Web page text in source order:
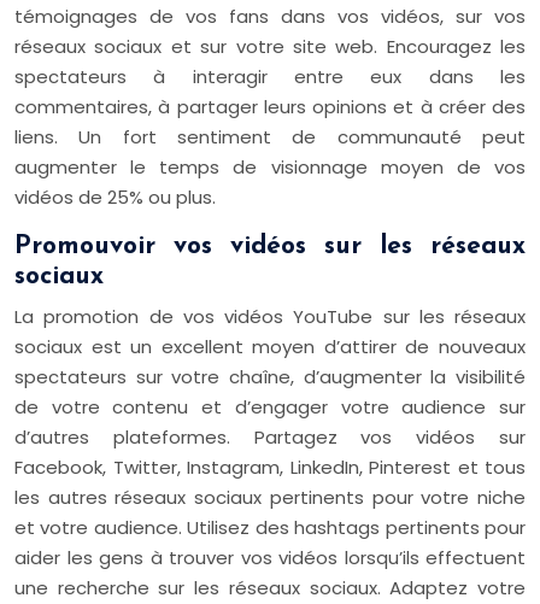
témoignages de vos fans dans vos vidéos, sur vos
réseaux sociaux et sur votre site web. Encouragez les
spectateurs à interagir entre eux dans les
commentaires, à partager leurs opinions et à créer des
liens. Un fort sentiment de communauté peut
augmenter le temps de visionnage moyen de vos
vidéos de 25% ou plus.
Promouvoir vos vidéos sur les réseaux
sociaux
La promotion de vos vidéos YouTube sur les réseaux
sociaux est un excellent moyen d’attirer de nouveaux
spectateurs sur votre chaîne, d’augmenter la visibilité
de votre contenu et d’engager votre audience sur
d’autres plateformes. Partagez vos vidéos sur
Facebook, Twitter, Instagram, LinkedIn, Pinterest et tous
les autres réseaux sociaux pertinents pour votre niche
et votre audience. Utilisez des hashtags pertinents pour
aider les gens à trouver vos vidéos lorsqu’ils effectuent
une recherche sur les réseaux sociaux. Adaptez votre